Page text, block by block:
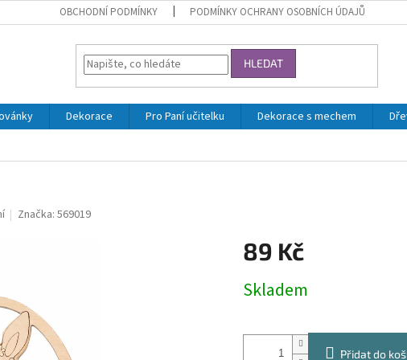
OBCHODNÍ PODMÍNKY PODMÍNKY OCHRANY OSOBNÍCH ÚDAJŮ
HLEDAT
Dekorace Pro Paní učitelku Dekorace s mechem
Značka:569019
89 Kč
cena:
Skladem
Přidat do